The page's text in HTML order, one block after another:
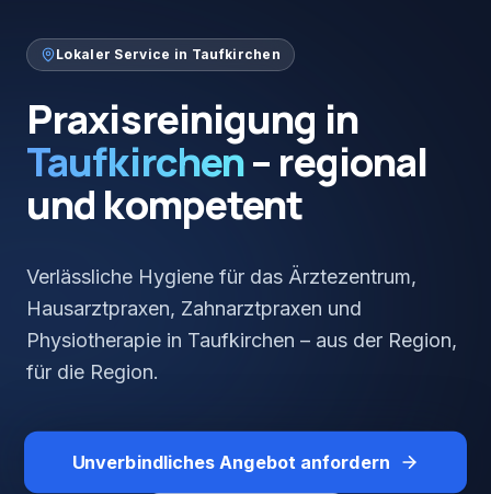
Lokaler Service in Taufkirchen
Praxisreinigung in
Taufkirchen– regional
und kompetent
Verlässliche Hygiene für das Ärztezentrum,
Hausarztpraxen, Zahnarztpraxen und
Physiotherapie in Taufkirchen – aus der Region,
für die Region.
Unverbindliches Angebot anfordern